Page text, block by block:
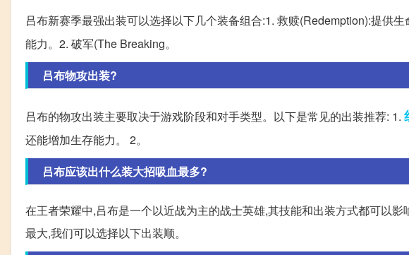
吕布新赛季最强出装可以选择以下几个装备组合:1. 救赎(Redemption):提供
能力。2. 破军(The Breaking。
吕布物攻出装?
吕布的物攻出装主要取决于游戏阶段和对手类型。以下是常见的出装推荐: 1.
还能增加生存能力。 2。
吕布应该出什么装大招吸血最多?
在王者荣耀中,吕布是一个以近战为主的战士英雄,其技能和出装方式都可以
最大,我们可以选择以下出装顺。